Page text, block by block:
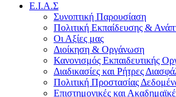
E.I.A.Σ
Συνοπτική Παρουσίαση
Πολιτική Εκπαίδευσης &
Οι Αξίες μας
Διοίκηση & Οργάνωση
Κανονισμός Εκπαιδευτικής
Διαδικασίες και Ρήτρες
Πολιτική Προστασίας
Επιστημονικές και